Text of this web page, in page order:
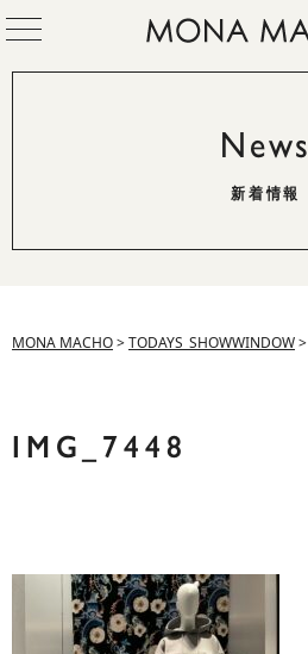
News
新着情報
MONA MACHO>TODAYS_SHOWWINDOW>
IMG_7448